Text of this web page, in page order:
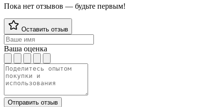
Пока нет отзывов — будьте первым!
Оставить отзыв
Ваша оценка
Отправить отзыв